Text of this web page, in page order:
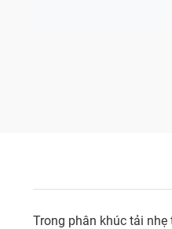
Trong phân khúc tải nhẹ